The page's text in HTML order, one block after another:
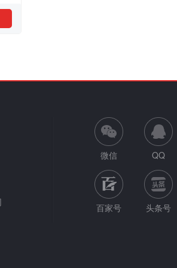
微信 QQ
百家号 头条号